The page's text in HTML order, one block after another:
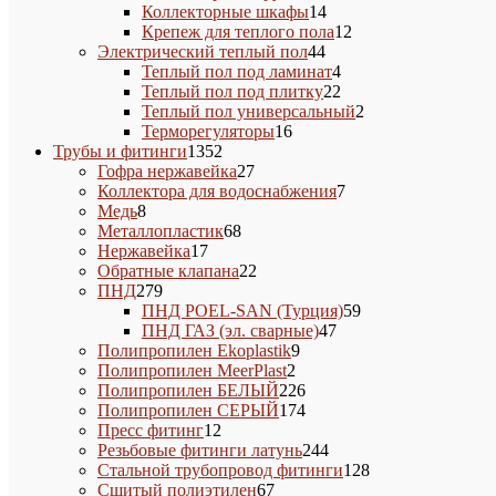
Коллекторные шкафы1414
товаров
Крепеж для теплого пола12
Электрический теплый пол4444
товара
Теплый пол под ламинат44
Теплый пол под плитку22
товара
Теплый пол универсальный2
Терморегуляторы1616
Трубы и фитинги1352
товара
Гофра нержавейка2727
товаров
Коллектора для водоснабжения77
Медь88
товаров
Металлопластик6868
Нержавейка1717
товаров
Обратные клапана22
ПНД279279
товаров
ПНД POEL-SAN (Турция)5959
ПНД ГАЗ (эл. сварные)4747
Полипропилен Ekoplastik99
Полипропилен MeerPlast2
товара
Полипропилен БЕЛЫЙ226226
товаров
Полипропилен СЕРЫЙ174174
Пресс фитинг12
товаров
Резьбовые фитинги латунь244244
товара
Стальной трубопровод фитинги128128
Сшитый полиэтилен6767